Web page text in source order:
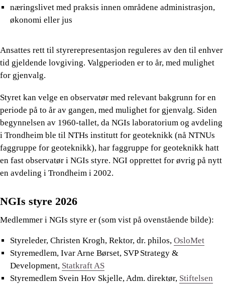
næringslivet med praksis innen områdene administrasjon,
økonomi eller jus
Ansattes rett til styrerepresentasjon reguleres av den til enhver
tid gjeldende lovgiving. Valgperioden er to år, med mulighet
for gjenvalg.
Styret kan velge en observatør med relevant bakgrunn for en
periode på to år av gangen, med mulighet for gjenvalg. Siden
begynnelsen av 1960-tallet, da NGIs laboratorium og avdeling
i Trondheim ble til NTHs institutt for geoteknikk (nå NTNUs
faggruppe for geoteknikk), har faggruppe for geoteknikk hatt
en fast observatør i NGIs styre. NGI opprettet for øvrig på nytt
en avdeling i Trondheim i 2002.
NGIs styre 2026
Medlemmer i NGIs styre er (som vist på ovenstående bilde):
Styreleder, Christen Krogh, Rektor, dr. philos, OsloMet
Styremedlem, Ivar Arne Børset, SVP Strategy &
Development, Statkraft AS
Styremedlem Svein Hov Skjelle, Adm. direktør, Stiftelsen